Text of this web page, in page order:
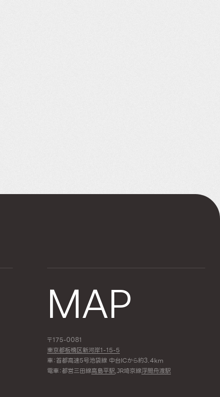
MAP
〒175-0081
東京都板橋区新河岸1-15-5
車：首都高速5号池袋線 中台ICから約3.4km
電車：都営三田線高島平駅,JR埼京線浮間舟渡駅